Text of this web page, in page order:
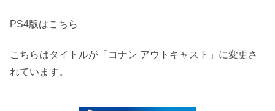
PS4版はこちら
こちらはタイトルが「コナン アウトキャスト」に変更さ
れています。